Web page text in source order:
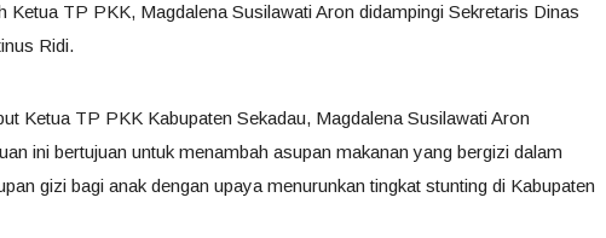
Ketua TP PKK, Magdalena Susilawati Aron didampingi Sekretaris Dinas
Ridi.
Ketua TP PKK Kabupaten Sekadau, Magdalena Susilawati Aron
ini bertujuan untuk menambah asupan makanan yang bergizi dalam
gizi bagi anak dengan upaya menurunkan tingkat stunting di Kabupaten